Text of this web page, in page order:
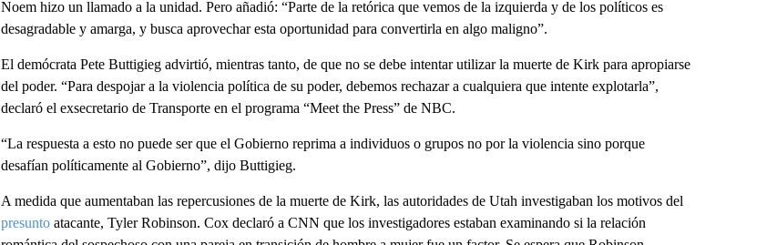
Noem hizo un llamado a la unidad. Pero añadió: “Parte de la retórica que vemos de la izquierda y de los políticos es
desagradable y amarga, y busca aprovechar esta oportunidad para convertirla en algo maligno”.
El demócrata Pete Buttigieg advirtió, mientras tanto, de que no se debe intentar utilizar la muerte de Kirk para apropiarse
del poder. “Para despojar a la violencia política de su poder, debemos rechazar a cualquiera que intente explotarla”,
declaró el exsecretario de Transporte en el programa “Meet the Press” de NBC.
“La respuesta a esto no puede ser que el Gobierno reprima a individuos o grupos no por la violencia sino porque
desafían políticamente al Gobierno”, dijo Buttigieg.
A medida que aumentaban las repercusiones de la muerte de Kirk, las autoridades de Utah investigaban los motivos del
presunto atacante, Tyler Robinson. Cox declaró a CNN que los investigadores estaban examinando si la relación